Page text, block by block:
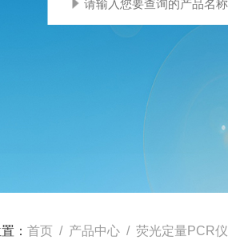
： 首页 / 产品中心 / 荧光定量PCR仪